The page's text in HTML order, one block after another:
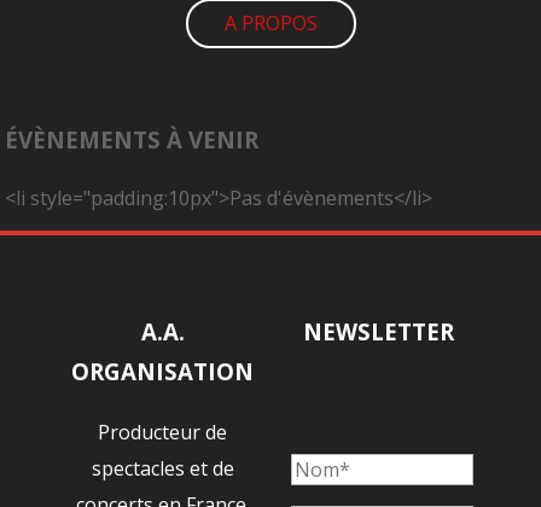
A PROPOS
ÉVÈNEMENTS À VENIR
<li style="padding:10px">Pas d'évènements</li>
A.A.
ORGANISATION
Producteur de
spectacles et de
NEWSLETTER